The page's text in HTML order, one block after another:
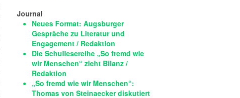
Journal
Neues Format: Augsburger
Gespräche zu Literatur und
Engagement / Redaktion
Die Schullesereihe „So fremd wie
wir Menschen“ zieht Bilanz /
Redaktion
„So fremd wie wir Menschen“:
Thomas von Steinaecker diskutiert